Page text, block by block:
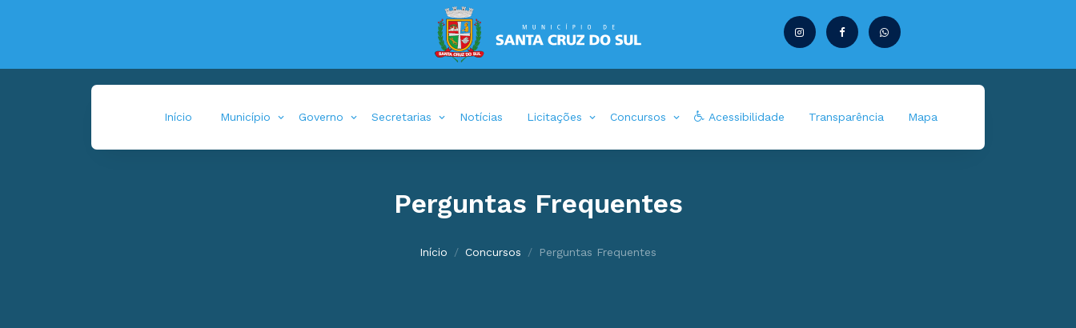
Início Município Governo Secretarias Notícias Licitações Concursos Acessibilidade Transparência Mapa
Perguntas Frequentes
Início Concursos Perguntas Frequentes